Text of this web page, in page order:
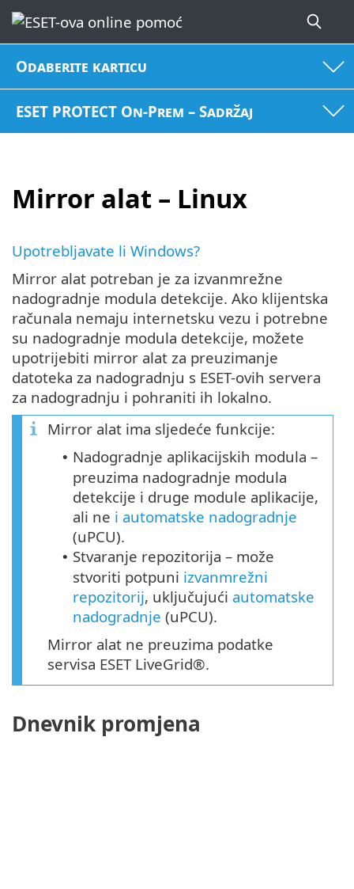
Odaberite karticu
ESET PROTECT On-Prem – Sadržaj
Mirror alat – Linux
Upotrebljavate li Windows?
Mirror alat potreban je za izvanmrežne
nadogradnje modula detekcije. Ako klijentska
računala nemaju internetsku vezu i potrebne
su nadogradnje modula detekcije, možete
upotrijebiti mirror alat za preuzimanje
datoteka za nadogradnju s ESET-ovih servera
za nadogradnju i pohraniti ih lokalno.
Mirror alat ima sljedeće funkcije:
• Nadogradnje aplikacijskih modula –
preuzima nadogradnje modula
detekcije i druge module aplikacije,
ali ne i automatske nadogradnje
(uPCU).
• Stvaranje repozitorija – može
stvoriti potpuni izvanmrežni
repozitorij, uključujući automatske
nadogradnje (uPCU).
Mirror alat ne preuzima podatke
servisa ESET LiveGrid®.
Dnevnik promjena